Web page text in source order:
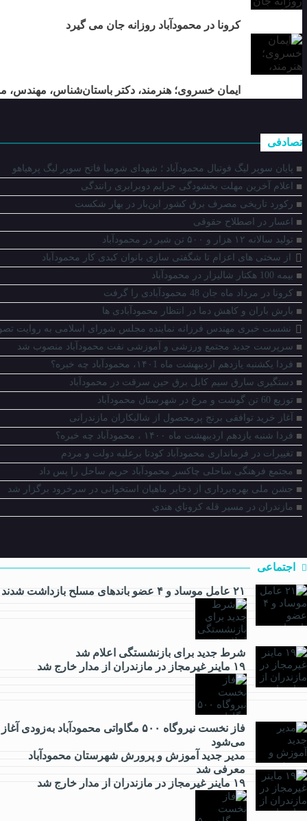
کرونا در محمودآباد روزانه جان می گیرد
ایمان خسروی؛ هنرمند، دکتر باستان‌شناس،
تصادفی
پایان سوپر لیگ فوتبال محمودآباد ؛ شهدای شومیا فاتح سوپر لیگ پرهیاهو
اعلام آخرین مهلت بخشودگی جرایم دوبرابری رانندگی
رکورد تاریخی مصرف برق کشور این‌بار در بهار شکست
اعسار در اصطلاح حقوقی
تولید سالانه ۱۲ هزار و ۵۰۰ تن شیر در محمودآباد
از سختی های اعزام تا شگفتی سازی بانوان کبدی کار محمودآباد
بیمه 100 هکتار شالیزار در محمودآباد
کرونا در مرداد ماه جان 48 محمودآبادی را گرفت
بارش باران و کاهش دما در انتظار محمودآبادی ها
نشست خبری مهندس فرزانه نماینده مجلس شورای اسلامی به روایت
سرپرست جدید مجتمع ورزشی و آموزشی نفت محمودآباد منصوب شد
فردا یکشنبه یازدهم اردیبهشت ماه ۱۴۰1، محمودآباد چه خبره؟
دستگیری سارق سیم کابل برق حین سرقت در محمودآباد
توزیع 60 تن گوشت و مرغ در شهرستان محمودآباد
آغاز خرید توافقی برنج پرمحصول از شالیکاران مازندرانی
فردا شنبه یازدهم اردیبهشت ماه ۱۴۰۰ ، محمودآباد چه خبره؟
تغییرات در فرمانداری محمودآباد کودتا برعلیه دولت و مردم
مجتمع فرهنگی ساحلی چاکسر محمودآباد حریم ساحل را پس داد
جشن ملی بهره‌برداری از ذخایر ماهیان استخوانی در سرخرود برگزار شد
مازندران در مسير قله كروناي هندي
اجتماعی
۲۱ عامل موساد و ۴ عضو باند‌های مسلح بازداشت شدند
شرط جدید برای بازنشستگی اعلام شد
۱۹ ماینر غیرمجاز در مازندران از مدار خارج شد
فاز نخست نیروگاه ۵۰۰ مگاواتی محمودآباد به‌زودی آغاز
می‌شود
مدیر جدید آموزش و پرورش شهرستان محمودآباد
معرفی شد
اقتصادی
۱۹ ماینر غیرمجاز در مازندران از مدار خارج شد
فرهنگی